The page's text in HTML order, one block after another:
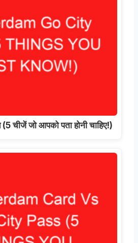
(5 चीजें जो आपको पता होनी चाहिए!)